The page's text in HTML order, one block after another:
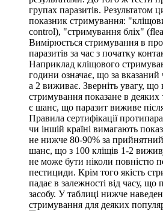
групах паразитів. Результатом
показник стримування:
control), "стримування бліх"
Вимірюється стримування в
паразитів за час з початку
Наприклад кліщового
години означає, що за вказаний
а 2 виживає. Зверніть увагу,
стримування показане в деяких
є шанс, що паразит виживе
Правила сертифікації
чи іншій країні вимагають
не нижче 80-90% за
шанс, що з 100 кліщів 1-2
не може бути ніколи повністю
пестициди. Крім того якість
падає в залежності від часу,
засобу. У таблиці нижче
стримування для деяких